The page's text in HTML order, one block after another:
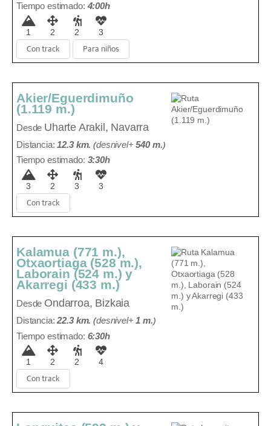
Tiempo estimado: 4:00h
1 2 2 3
Con track Para niños
Akier/Eguerdimuño
(1.119 m.)
Desde Uharte Arakil, Navarra
Distancia:12.3 km. (desnivel+540 m.)
Tiempo estimado: 3:30h
3 2 3 3
Con track
Kalamua (771 m.),
Otxaortiaga (528 m.),
Laborain (524 m.) y
Akarregi (433 m.)
Desde Ondarroa, Bizkaia
Distancia:22.3 km. (desnivel+1 m.)
Tiempo estimado: 6:30h
1 2 2 4
Con track